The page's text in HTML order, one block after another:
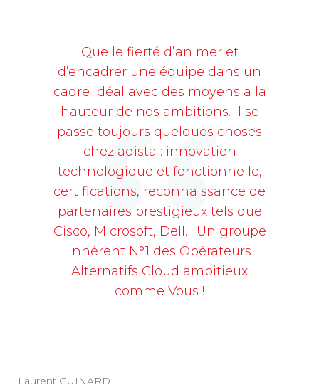
Quelle fierté d’animer et
d’encadrer une équipe dans un
cadre idéal avec des moyens a la
hauteur de nos ambitions. Il se
passe toujours quelques choses
chez adista : innovation
technologique et fonctionnelle,
certifications, reconnaissance de
partenaires prestigieux tels que
Cisco, Microsoft, Dell… Un groupe
inhérent N°1 des Opérateurs
Alternatifs Cloud ambitieux
comme Vous !
Laurent GUINARD